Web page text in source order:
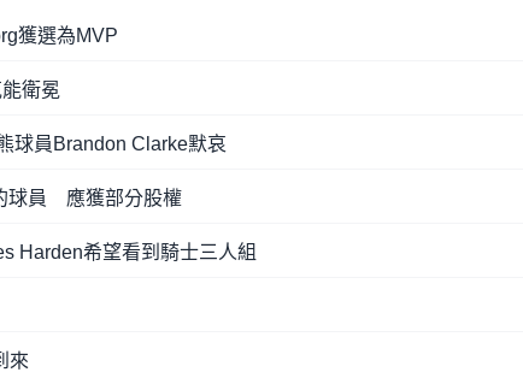
獲選為MVP
衛冕
球員Brandon Clarke默哀
球員 應獲部分股權
Harden希望看到騎士三人組
來